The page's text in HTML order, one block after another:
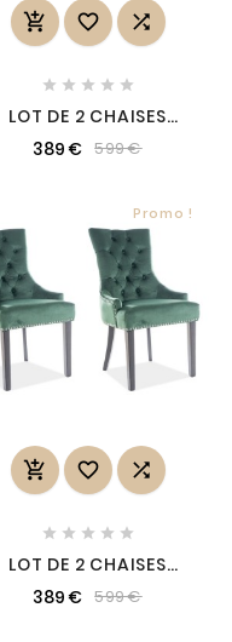
  
    
LOT DE 2 CHAISES
DE QUALITÉ, COULEUR
389 € 599 €
Promo !
  
    
LOT DE 2 CHAISES
DE QUALITÉ, COULEUR
389 € 599 €